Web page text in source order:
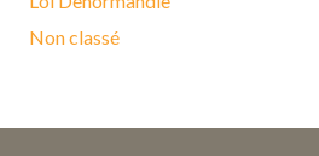
Non classé